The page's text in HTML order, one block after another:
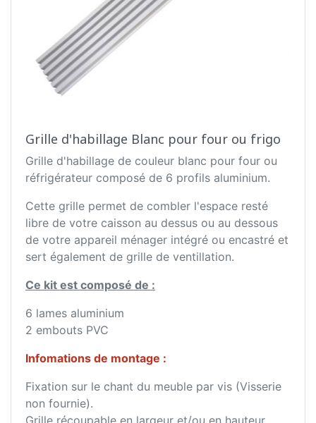
Grille d'habillage Blanc pour four ou frigo
Grille d'habillage de couleur blanc pour four ou
réfrigérateur composé de 6 profils aluminium.
Cette grille permet de combler l'espace resté
libre de votre caisson au dessus ou au dessous
de votre appareil ménager intégré ou encastré et
sert également de grille de ventillation.
Ce kit est composé de :
6 lames aluminium
2 embouts PVC
Infomations de montage :
Fixation sur le chant du meuble par vis (Visserie
non fournie).
Grille récoupable en largeur et/ou en hauteur.